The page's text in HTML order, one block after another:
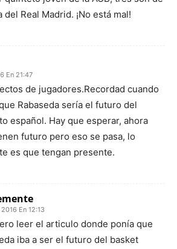
del Real Madrid. ¡No está mal!
En 21:47
de jugadores.Recordad cuando
Rabaseda sería el futuro del
español. Hay que esperar, ahora
futuro pero eso se pasa, lo
es que tengan presente.
En 12:13
leer el articulo donde ponía que
iba a ser el futuro del basket